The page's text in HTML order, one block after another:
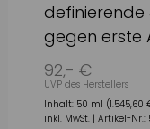
gegen erste
92,-€
UVP des Herstellers
Inhalt: 50 ml (1.545,60
inkl. MwSt. |Artikel-Nr.: